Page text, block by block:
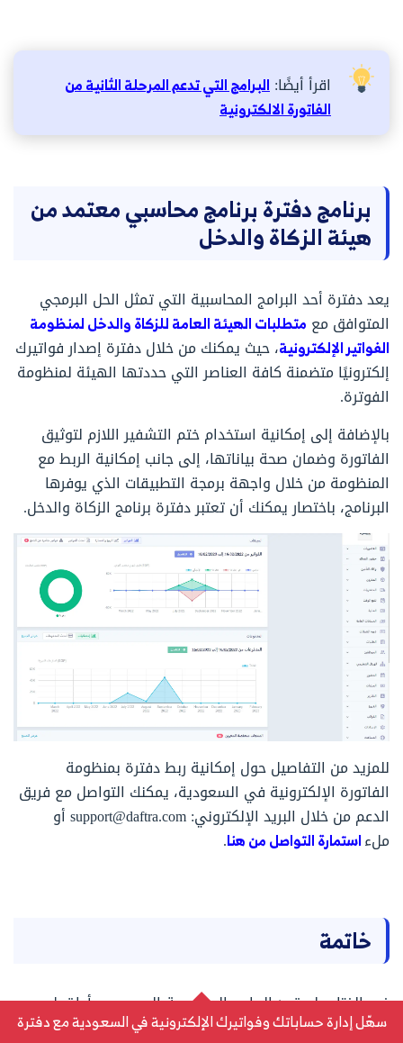
اقرأ أيضًا: البرامج التي تدعم المرحلة الثانية من
الفاتورة الالكترونية
برنامج دفترة برنامج محاسبي معتمد من
هيئة الزكاة والدخل
يعد دفترة أحد البرامج المحاسبية التي تمثل الحل البرمجي
المتوافق مع متطلبات الهيئة العامة للزكاة والدخل لمنظومة
الفواتير الإلكترونية، حيث يمكنك من خلال دفترة إصدار فواتيرك
إلكترونيًا متضمنة كافة العناصر التي حددتها الهيئة لمنظومة
الفوترة.
بالإضافة إلى إمكانية استخدام ختم التشفير اللازم لتوثيق
الفاتورة وضمان صحة بياناتها، إلى جانب إمكانية الربط مع
المنظومة من خلال واجهة برمجة التطبيقات الذي يوفرها
البرنامج، باختصار يمكنك أن تعتبر دفترة برنامج الزكاة والدخل.
للمزيد من التفاصيل حول إمكانية ربط دفترة بمنظومة
الفاتورة الإلكترونية في السعودية، يمكنك التواصل مع فريق
الدعم من خلال البريد الإلكتروني: support@daftra.com أو
ملءاستمارة التواصل من هنا.
خاتمة
في الختام، لم تعد البرامج المحاسبية اليوم مجرد أداة بل
أصبحت عنصرًا أساسيًا في نجاح الشركات حيث تساعد على
سهّل إدارة حساباتك وفواتيرك الإلكترونية في السعودية مع دفترة